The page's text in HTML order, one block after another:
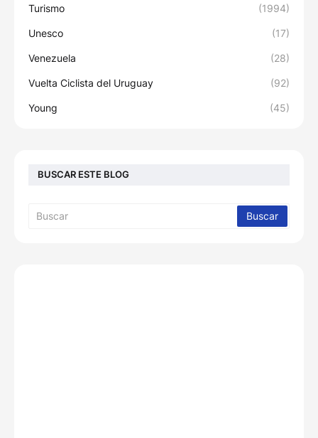
Turismo (1994)
Unesco (17)
Venezuela (28)
Vuelta Ciclista del Uruguay (92)
Young (45)
BUSCAR ESTE BLOG